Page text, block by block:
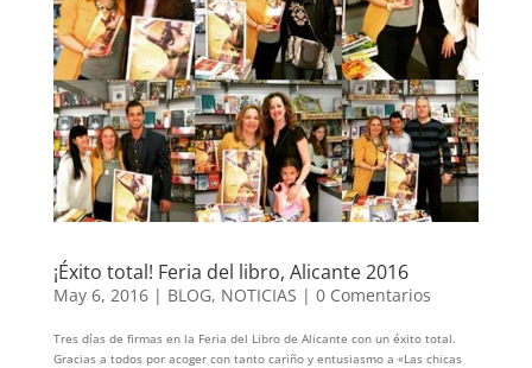
¡Éxito total! Feria del libro, Alicante 2016
May 6, 2016| BLOG, NOTICIAS | 0 Comentarios
Tres días de firmas en la Feria del Libro de Alicante con un éxito total.
Gracias a todos por acoger con tanto cariño y entusiasmo a «Las chicas